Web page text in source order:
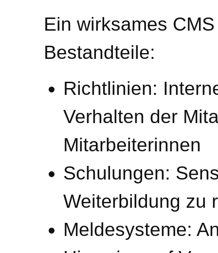
Ein wirksames
Bestandteile:
Richtlinien:
Verhalten der
Mitarbeiterinnen
Schulungen:
Weiterbildung zu
Meldesysteme: